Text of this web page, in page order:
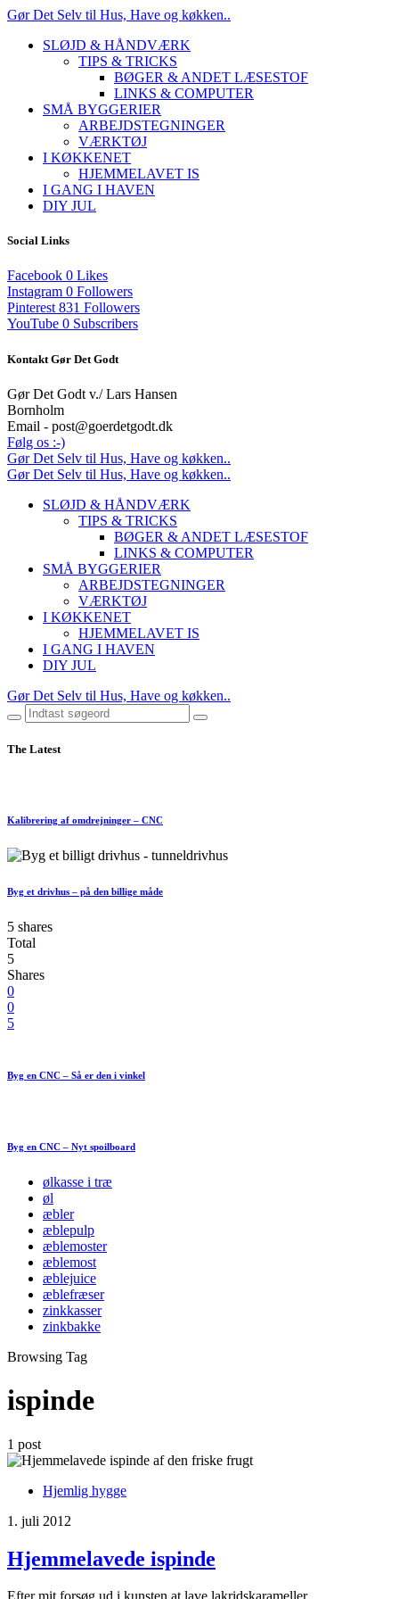
Gør Det Selv til Hus, Have og køkken..
SLØJD & HÅNDVÆRK
TIPS & TRICKS
BØGER & ANDET LÆSESTOF
LINKS & COMPUTER
SMÅ BYGGERIER
ARBEJDSTEGNINGER
VÆRKTØJ
I KØKKENET
HJEMMELAVET IS
I GANG I HAVEN
DIY JUL
Social Links
Facebook 0 Likes
Instagram 0 Followers
Pinterest 831 Followers
YouTube 0 Subscribers
Kontakt Gør Det Godt
Gør Det Godt v./ Lars Hansen
Bornholm
Email - post@goerdetgodt.dk
Følg os :-)
Gør Det Selv til Hus, Have og køkken..
Gør Det Selv til Hus, Have og køkken..
SLØJD & HÅNDVÆRK
TIPS & TRICKS
BØGER & ANDET LÆSESTOF
LINKS & COMPUTER
SMÅ BYGGERIER
ARBEJDSTEGNINGER
VÆRKTØJ
I KØKKENET
HJEMMELAVET IS
I GANG I HAVEN
DIY JUL
Gør Det Selv til Hus, Have og køkken..
The Latest
Kalibrering af omdrejninger – CNC
Byg et drivhus – på den billige måde
5 shares
Total
5
Shares
0
0
5
Byg en CNC – Så er den i vinkel
Byg en CNC – Nyt spoilboard
ølkasse i træ
øl
æbler
æblepulp
æblemoster
æblemost
æblejuice
æblefræser
zinkkasser
zinkbakke
Browsing Tag
ispinde
1 post
Hjemlig hygge
1. juli 2012
Hjemmelavede ispinde